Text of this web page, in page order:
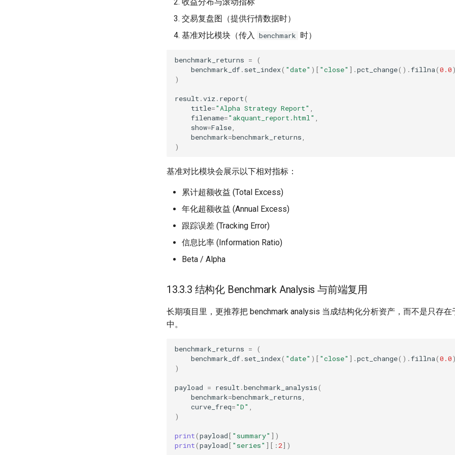
交易复盘图（提供行情数据时）
基准对比模块（传入 benchmark 时）
benchmark_returns =
(
benchmark_df. set_index( "date" )[ "close" ] .pct_change() .fillna(0.0
)
result .viz . report(
title="Alpha Strategy Report"
filename="akquant_report.html"
show=False
benchmark=benchmark_returns
)
基准对比模块会展示以下相对指标：
累计超额收益 (Total Excess)
年化超额收益 (Annual Excess)
跟踪误差 (Tracking Error)
信息比率 (Information Ratio)
Beta / Alpha
13.3.3 结构化 Benchmark Analysis 与前端复用
长期项目里，更推荐把 benchmark analysis 当成结构化分析资产，而不是只存在
中。
benchmark_returns =
(
benchmark_df. set_index( "date" )[ "close" ] .pct_change() .fillna(0.0
)
payload = result .benchmark_analysis(
benchmark=benchmark_returns
curve_freq="D"
)
print(payload[ "summary" ])
print(payload[ "series" ][: 2])